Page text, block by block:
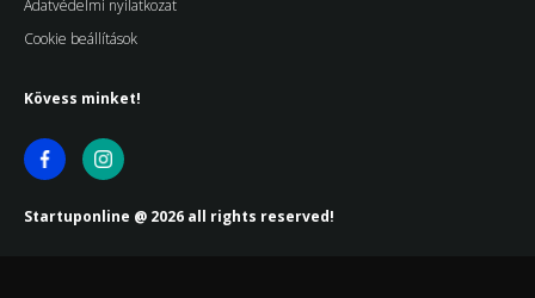
Adatvédelmi nyilatkozat
Cookie beállítások
Kövess minket!
Startuponline @ 2026 all rights reserved!